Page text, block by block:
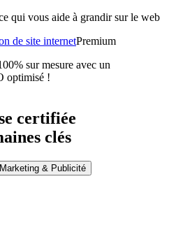
qui vous aide à grandir sur le web
de site internetPremium
sur mesure avec un
optimisé !
certifiée
clés
Marketing & Publicité